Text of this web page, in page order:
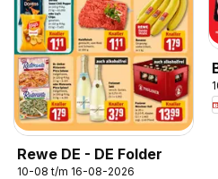
Rewe DE - DE Folder
10-08 t/m 16-08-2026